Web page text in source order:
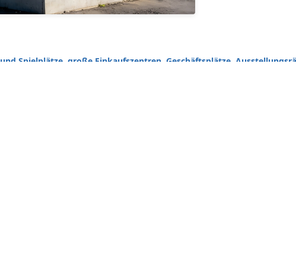
Spielplätze, große Einkaufszentren, Geschäftsplätze,